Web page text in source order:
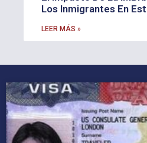
Los Inmigrantes En
LEER MÁS »